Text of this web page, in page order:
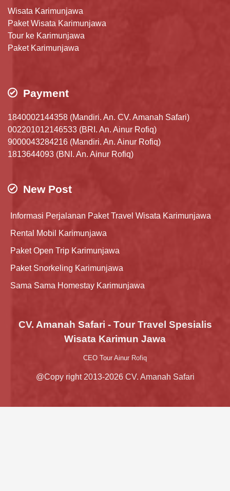
Wisata Karimunjawa
Paket Wisata Karimunjawa
Tour ke Karimunjawa
Paket Karimunjawa
Payment
1840002144358 (Mandiri. An. CV. Amanah Safari)
002201012146533 (BRI. An. Ainur Rofiq)
9000043284216 (Mandiri. An. Ainur Rofiq)
1813644093 (BNI. An. Ainur Rofiq)
New Post
Informasi Perjalanan Paket Travel Wisata Karimunjawa
Rental Mobil Karimunjawa
Paket Open Trip Karimunjawa
Paket Snorkeling Karimunjawa
Sama Sama Homestay Karimunjawa
CV. Amanah Safari - Tour Travel Spesialis
Wisata Karimun Jawa
CEO Tour Ainur Rofiq
@Copy right 2013-2026 CV. Amanah Safari